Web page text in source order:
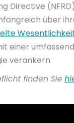
Directive
über
einer
verankern.
finden Sie